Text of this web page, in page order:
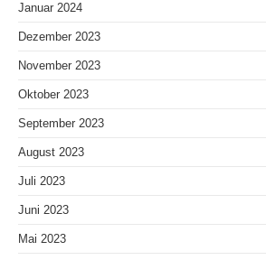
Januar 2024
Dezember 2023
November 2023
Oktober 2023
September 2023
August 2023
Juli 2023
Juni 2023
Mai 2023